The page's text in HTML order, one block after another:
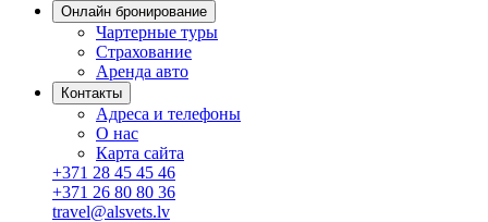
Онлайн бронирование
Чартерные туры
Страхование
Аренда авто
Контакты
Адреса и телефоны
О нас
Карта сайта
+371 28 45 45 46
+371 26 80 80 36
travel@alsvets.lv